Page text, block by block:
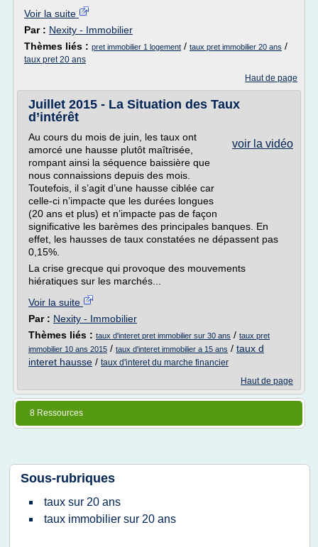
Voir la suite
Par : Nexity - Immobilier
Thèmes liés : pret immobilier 1 logement / taux pret immobilier 20 ans /
taux pret 20 ans
Haut de page
Juillet 2015 - La Situation des Taux
d’intérêt
voir la vidéo
Au cours du mois de juin, les taux ont
amorcé une hausse plutôt maîtrisée,
rompant ainsi la séquence baissière que
nous connaissions depuis des mois.
Toutefois, il s’agit d’une hausse ciblée car
celle-ci n’impacte que les durées longues
(20 ans et plus) et n’impacte pas de façon
significative les barèmes des principales banques. En
effet, les hausses de taux constatées ne dépassent pas
0,15%.
La crise grecque qui provoque des mouvements
hiératiques sur les marchés...
Voir la suite
Par : Nexity - Immobilier
Thèmes liés : taux d'interet pret immobilier sur 30 ans / taux pret
immobilier 10 ans 2015 / taux d'interet immobilier a 15 ans / taux d
interet hausse / taux d'interet du marche financier
Haut de page
8 Ressources
Sous-rubriques
taux sur 20 ans
taux immobilier sur 20 ans